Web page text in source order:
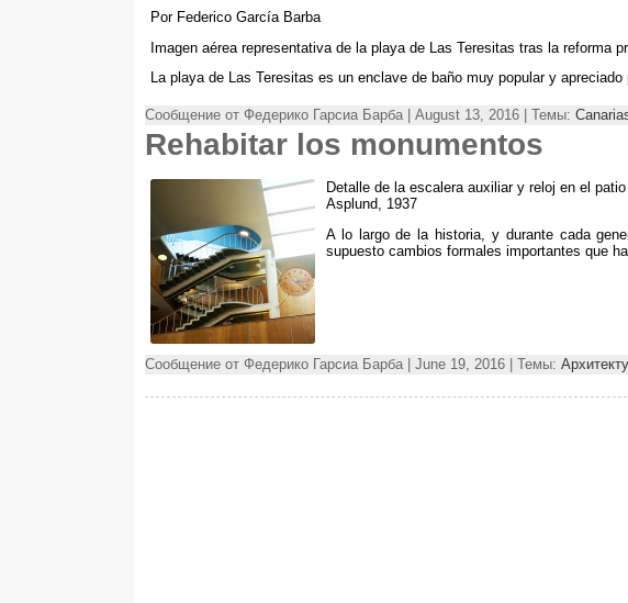
Por Federico García Barba
Imagen aérea representativa de la playa de Las Teresitas tras la reforma
La playa de Las Teresitas es un enclave de baño muy popular y
Сообщение от Федерико Гарсиа Барба | August 13, 2016 | Темы:
Rehabitar los monumentos
Detalle de la escalera auxiliar y reloj en el
Asplund , 1937
A lo largo de la historia, y durante cada
supuesto cambios formales importantes que
Сообщение от Федерико Гарсиа Барба | June 19, 2016 | Темы: